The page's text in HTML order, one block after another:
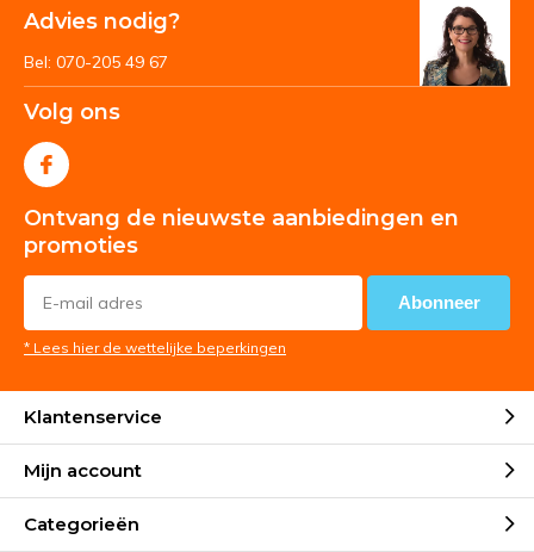
Advies nodig?
Bel: 070-205 49 67
Volg ons
Ontvang de nieuwste aanbiedingen en
promoties
Abonneer
* Lees hier de wettelijke beperkingen
Klantenservice
Mijn account
Categorieën